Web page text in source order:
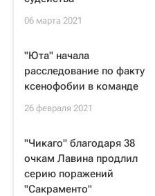
06 марта 2021
"Юта" начала
расследование по факту
ксенофобии в команде
26 февраля 2021
"Чикаго" благодаря 38
очкам Лавина продлил
серию поражений
"Сакраменто"